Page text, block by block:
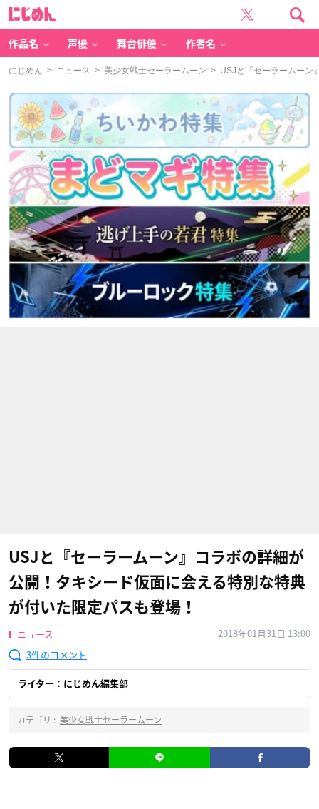
作品名 声優 舞台俳優 作者名
にじめん > ニュース > 美少女戦士セーラームーン > USJと『セーラームーン
USJと『セーラームーン』コラボの詳細が
公開！タキシード仮面に会える特別な特典
が付いた限定パスも登場！
ニュース
2018年01月31日 13:00
3
ライター：にじめん編集部
カテゴリ : 美少女戦士セーラームーン